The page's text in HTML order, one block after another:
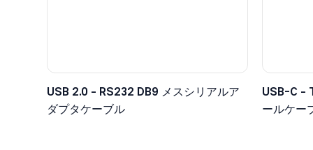
USB 2.0 - RS232 DB9 メスシリアルア
ダプタケーブル
USB-C -
ールケー